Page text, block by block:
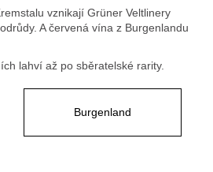
vznikají Grüner Veltlinery
A červená vína z Burgenlandu
lahví až po sběratelské rarity.
Burgenland